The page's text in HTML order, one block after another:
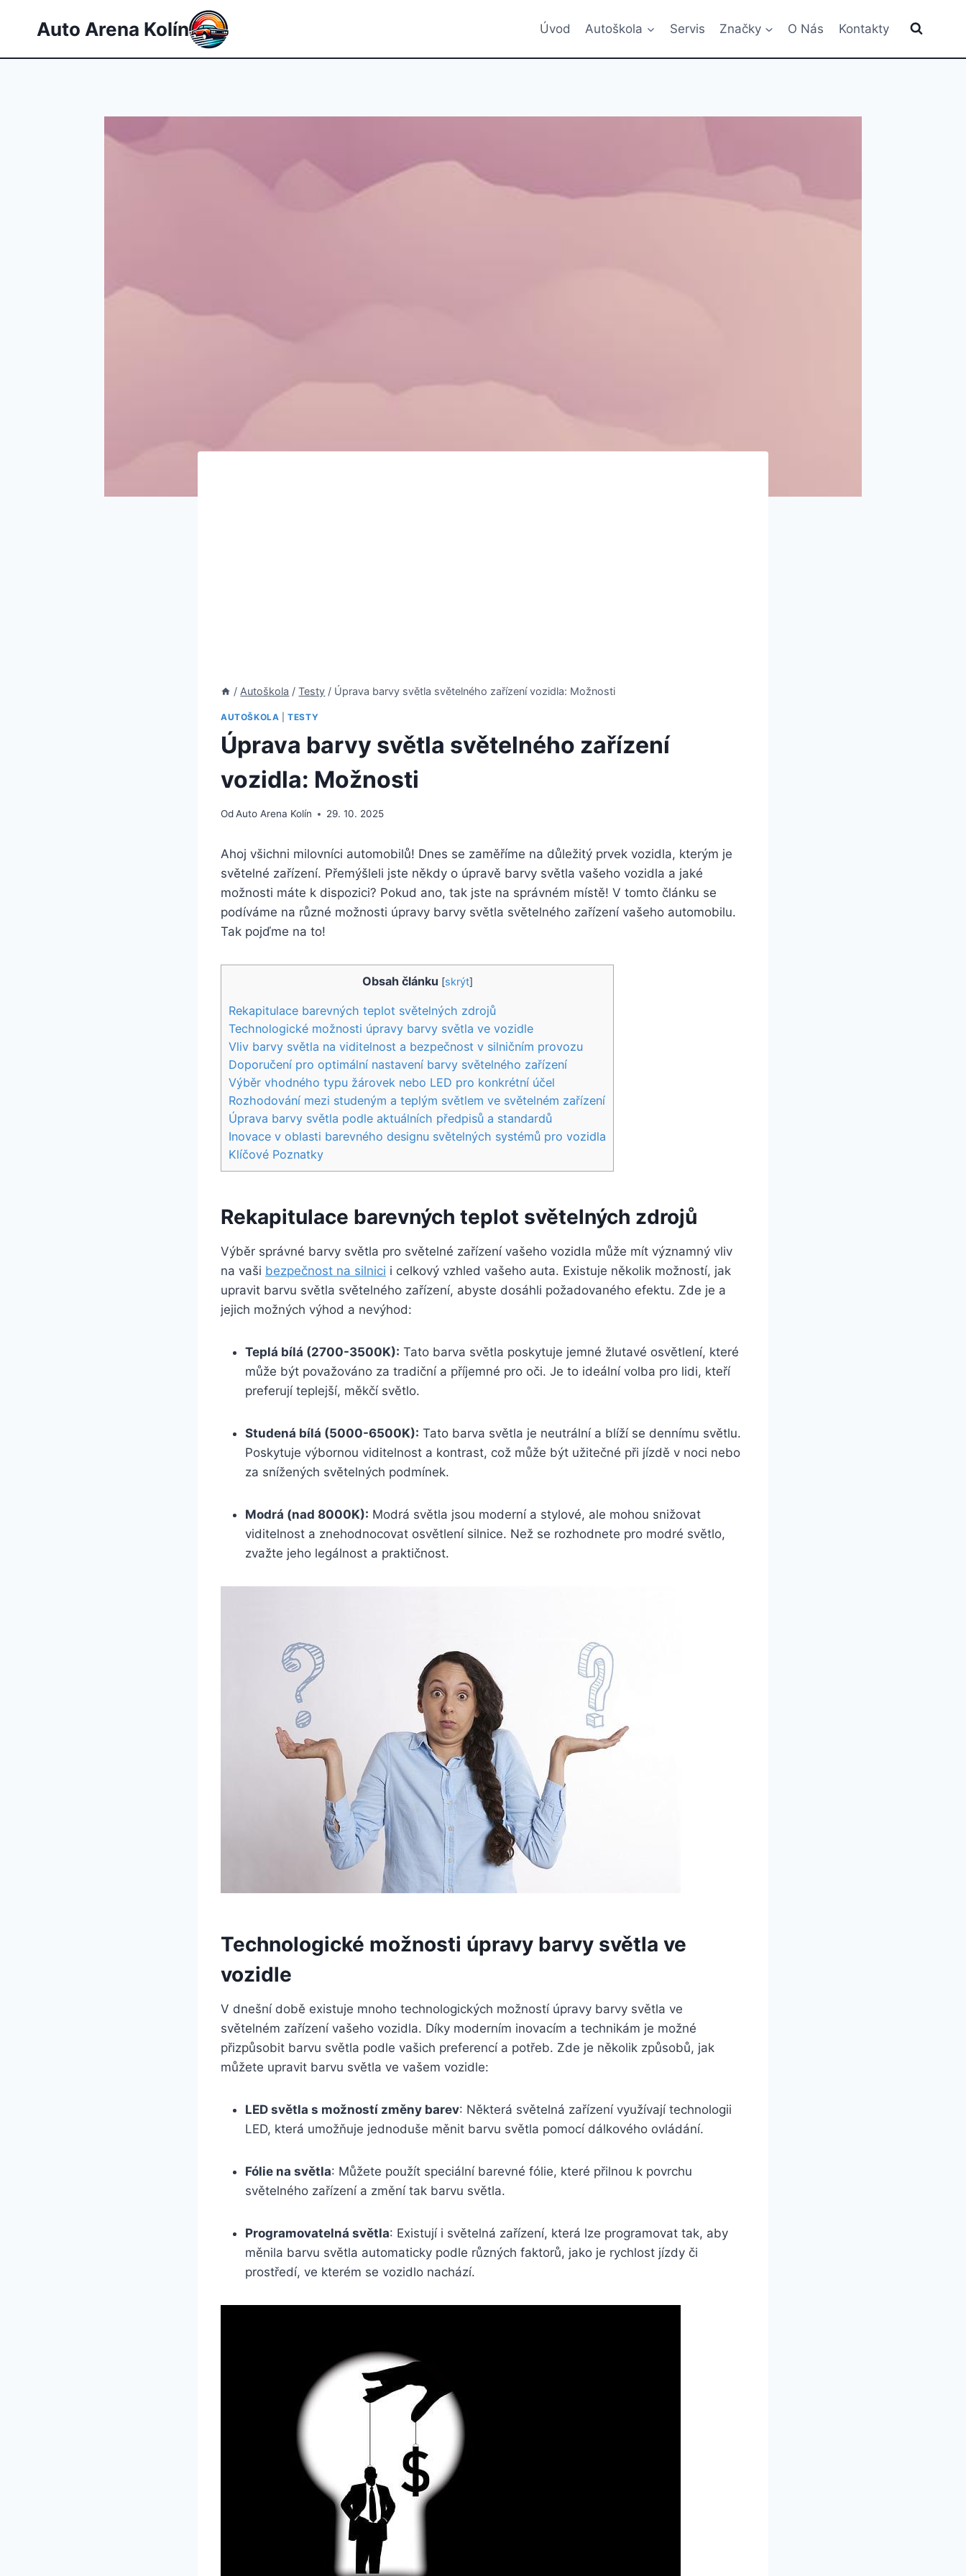
Auto Arena Kolín Úvod Autoškola Servis Značky O Nás Kontakty
/ Autoškola / Testy / Úprava barvy světla světelného zařízení vozidla: Možnosti
AUTOŠKOLA |TESTY
Úprava barvy světla světelného zařízení
vozidla: Možnosti
OdAuto Arena Kolín 29. 10. 2025
Ahoj všichni milovníci automobilů! Dnes se zaměříme na důležitý prvek vozidla, kterým je
světelné zařízení. Přemýšleli jste někdy o úpravě barvy světla vašeho vozidla a jaké
možnosti máte k dispozici? Pokud ano, tak jste na správném místě! V tomto článku se
podíváme na různé možnosti úpravy barvy světla světelného zařízení vašeho automobilu.
Tak pojďme na to!
Obsah článku [skrýt]
Rekapitulace barevných teplot světelných zdrojů
Technologické možnosti úpravy barvy světla ve vozidle
Vliv barvy světla na viditelnost a bezpečnost v silničním provozu
Doporučení pro optimální nastavení barvy světelného zařízení
Výběr vhodného typu žárovek nebo LED pro konkrétní účel
Rozhodování mezi studeným a teplým světlem ve světelném zařízení
Úprava barvy světla podle aktuálních předpisů a standardů
Inovace v oblasti barevného designu světelných systémů pro vozidla
Klíčové Poznatky
Rekapitulace barevných teplot světelných zdrojů
Výběr správné barvy světla pro světelné zařízení vašeho vozidla může mít významný vliv
na vaši bezpečnost na silnici i celkový vzhled vašeho auta. Existuje několik možností, jak
upravit barvu světla světelného zařízení, abyste dosáhli požadovaného efektu. Zde je a
jejich možných výhod a nevýhod:
Teplá bílá (2700-3500K): Tato barva světla poskytuje jemné žlutavé osvětlení, které
může být považováno za tradiční a příjemné pro oči. Je to ideální volba pro lidi, kteří
preferují teplejší, měkčí světlo.
Studená bílá (5000-6500K): Tato barva světla je neutrální a blíží se dennímu světlu.
Poskytuje výbornou viditelnost a kontrast, což může být užitečné při jízdě v noci nebo
za snížených světelných podmínek.
Modrá (nad 8000K): Modrá světla jsou moderní a stylové, ale mohou snižovat
viditelnost a znehodnocovat osvětlení silnice. Než se rozhodnete pro modré světlo,
zvažte jeho legálnost a praktičnost.
Technologické možnosti úpravy barvy světla ve
vozidle
V dnešní době existuje mnoho technologických možností úpravy barvy světla ve
světelném zařízení vašeho vozidla. Díky moderním inovacím a technikám je možné
přizpůsobit barvu světla podle vašich preferencí a potřeb. Zde je několik způsobů, jak
můžete upravit barvu světla ve vašem vozidle:
LED světla s možností změny barev: Některá světelná zařízení využívají technologii
LED, která umožňuje jednoduše měnit barvu světla pomocí dálkového ovládání.
Fólie na světla: Můžete použít speciální barevné fólie, které přilnou k povrchu
světelného zařízení a změní tak barvu světla.
Programovatelná světla: Existují i světelná zařízení, která lze programovat tak, aby
měnila barvu světla automaticky podle různých faktorů, jako je rychlost jízdy či
prostředí, ve kterém se vozidlo nachází.